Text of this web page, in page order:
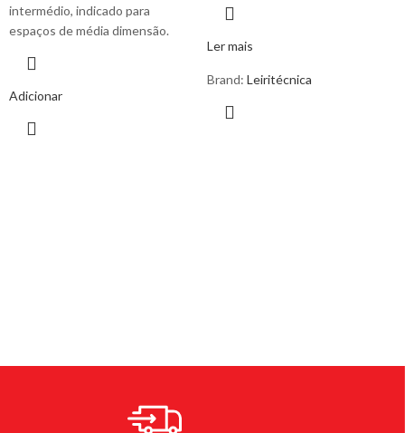
intermédio, indicado para
espaços de média dimensão.
Adicionar
Ler mais
Brand: Leiritécnica